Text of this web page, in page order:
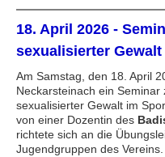
18. April 2026 -
sexualisierter
Am Samstag, den 18. April
Neckarsteinach ein
sexualisierter Gewalt im
von einer Dozentin des
richtete sich an die
Jugendgruppen des Vereins.